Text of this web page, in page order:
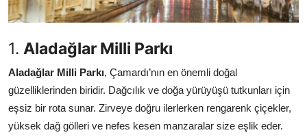
1. Aladağlar Milli Parkı
Aladağlar Milli Parkı, Çamardı’nın en önemli doğal
güzelliklerinden biridir. Dağcılık ve doğa yürüyüşü tutkunları için
eşsiz bir rota sunar. Zirveye doğru ilerlerken rengarenk çiçekler,
yüksek dağ gölleri ve nefes kesen manzaralar size eşlik eder.